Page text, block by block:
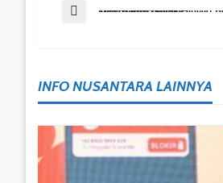
Post
Previous Post Kawal Arus Mudik Hingga Balik Lebaran 2024, PLN Siaga Di Zona Utama Transportasi Publik
INFO NUSANTARA LAINNYA